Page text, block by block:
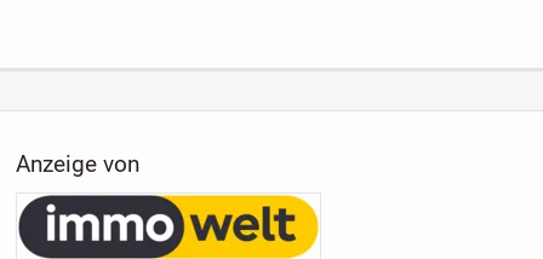
Abgerundet wird dieses attraktive Immobilienangebot durch
Immobilie und vereinbaren Sie noch heute einen
persönlichen Besichtigungstermin.
Anzeige von